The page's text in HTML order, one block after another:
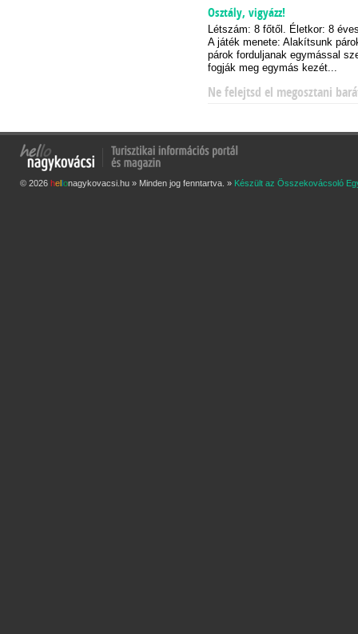
Osztály, vigyázz!
Létszám: 8 főtől. Életkor: 8
A játék menete: Alakítsunk
párok forduljanak egymással
fogják meg egymás kezét...
Ne felejtsd el megosztani
© 2026 hellonagykovacsi.hu » Minden jog fenntartva. » Készült az Összekovácsoló